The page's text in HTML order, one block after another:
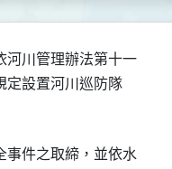
河川管理辦法第十一
定設置河川巡防隊
事件之取締，並依水